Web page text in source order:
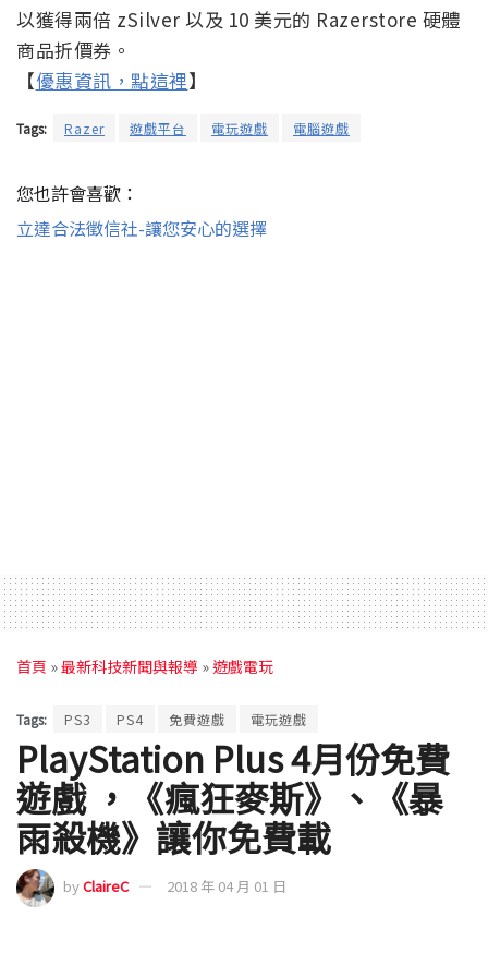
以獲得兩倍 zSilver 以及 10 美元的 Razerstore 硬體
商品折價券。
【優惠資訊，點這裡】
Tags: Razer 遊戲平台 電玩遊戲 電腦遊戲
您也許會喜歡：
立達合法徵信社-讓您安心的選擇
首頁 »最新科技新聞與報導 »遊戲電玩
Tags: PS3 PS4 免費遊戲 電玩遊戲
PlayStation Plus 4月份免費
遊戲 ，《瘋狂麥斯》、《暴
雨殺機》讓你免費載
byClaireC 2018 年 04 月 01 日